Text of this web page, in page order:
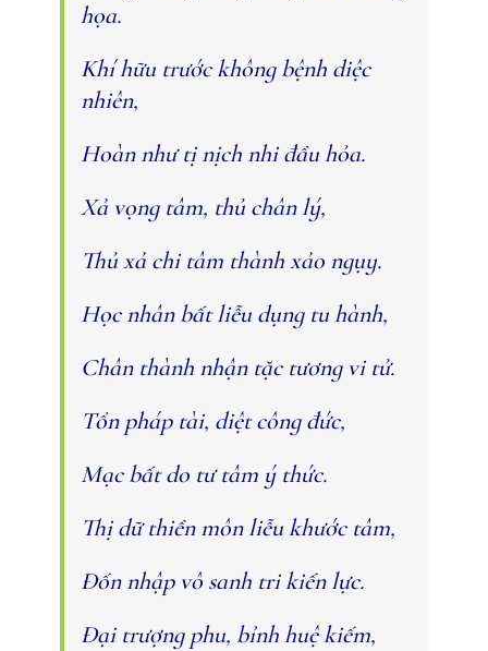
họa.
Khí hữu trước không bệnh diệc
nhiên,
Hoàn như tị nịch nhi đầu hỏa.
Xả vọng tâm, thủ chân lý,
Thủ xả chi tâm thành xảo ngụy.
Học nhân bất liễu dụng tu hành,
Chân thành nhận tặc tương vi tử.
Tổn pháp tài, diệt công đức,
Mạc bất do tư tâm ý thức.
Thị dữ thiền môn liễu khước tâm,
Ðốn nhập vô sanh tri kiến lực.
Ðại trượng phu, bỉnh huệ kiếm,